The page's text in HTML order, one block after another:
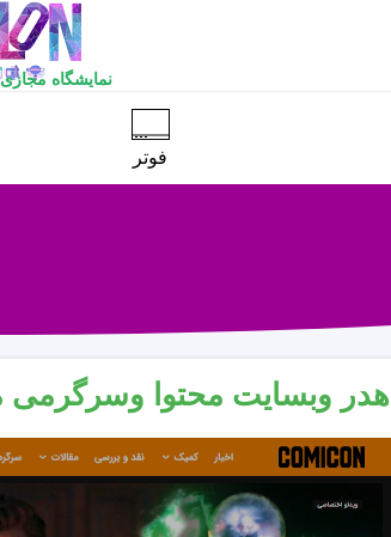
نمایشگاه
فوتر
هدر وبسایت محتوا وسرگرمی